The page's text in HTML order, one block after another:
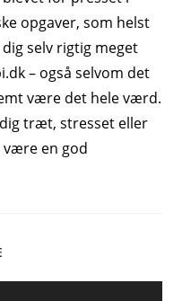
opgaver, som helst
selv rigtig meget
– også selvom det
være det hele værd.
træt, stresset eller
være en god